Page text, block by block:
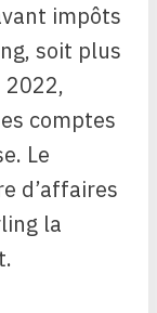
impôts
soit plus
2022,
comptes
Le
d’affaires
la